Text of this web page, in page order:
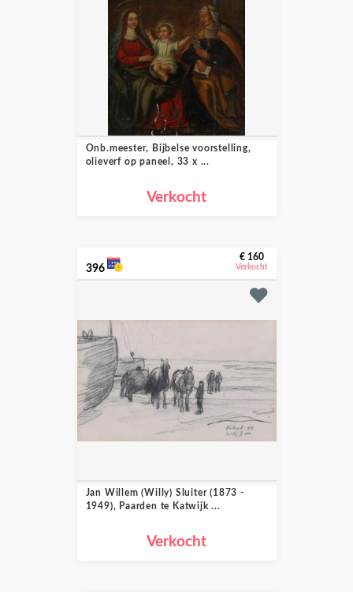
Onb.meester, Bijbelse voorstelling,
olieverf op paneel, 33 x ...
Verkocht
396
€ 160
Verkocht
Jan Willem (Willy) Sluiter (1873 -
1949), Paarden te Katwijk ...
Verkocht